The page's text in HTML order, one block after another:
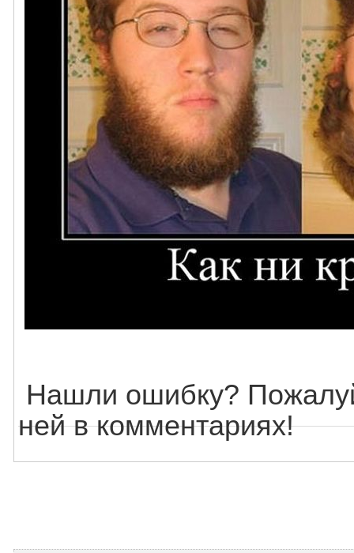
Нашли ошибку?
ней в комментариях!